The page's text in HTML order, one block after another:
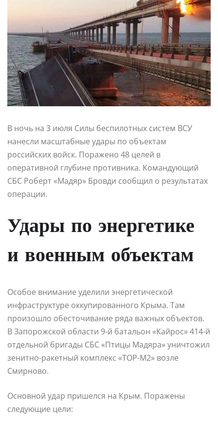
В ночь на 3 июля Силы беспилотных систем ВСУ
нанесли масштабные удары по объектам
российских войск. Поражено 48 целей в
оперативной глубине противника. Командующий
СБС Роберт «Мадяр» Бровди сообщил о результатах
операции.
Удары по энергетике
и военным объектам
Особое внимание уделили энергетической
инфраструктуре оккупированного Крыма. Там
произошло обесточивание ряда важных объектов.
В Запорожской области 9-й батальон «Кайрос» 414-й
отдельной бригады СБС «Птицы Мадяра» уничтожил
зенитно-ракетный комплекс «ТОР-М2» возле
Смирново.
Основной удар пришелся на Крым. Поражены
следующие цели: